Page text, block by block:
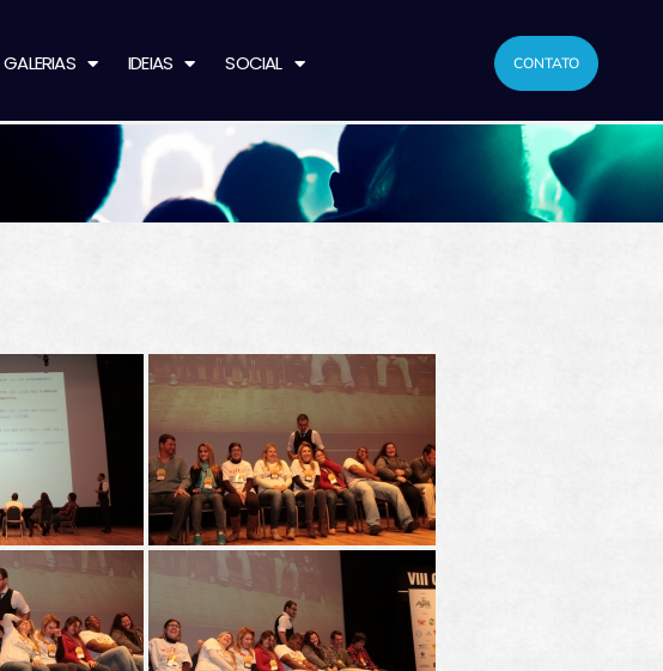
GALERIAS IDEIAS SOCIAL CONTATO